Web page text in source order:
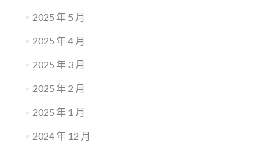
2025 年 5 月
2025 年 4 月
2025 年 3 月
2025 年 2 月
2025 年 1 月
2024 年 12 月